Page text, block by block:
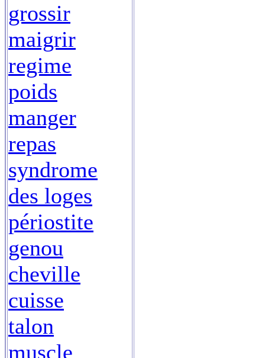
grossir
maigrir
regime
poids
manger
repas
syndrome
des loges
périostite
genou
cheville
cuisse
talon
muscle